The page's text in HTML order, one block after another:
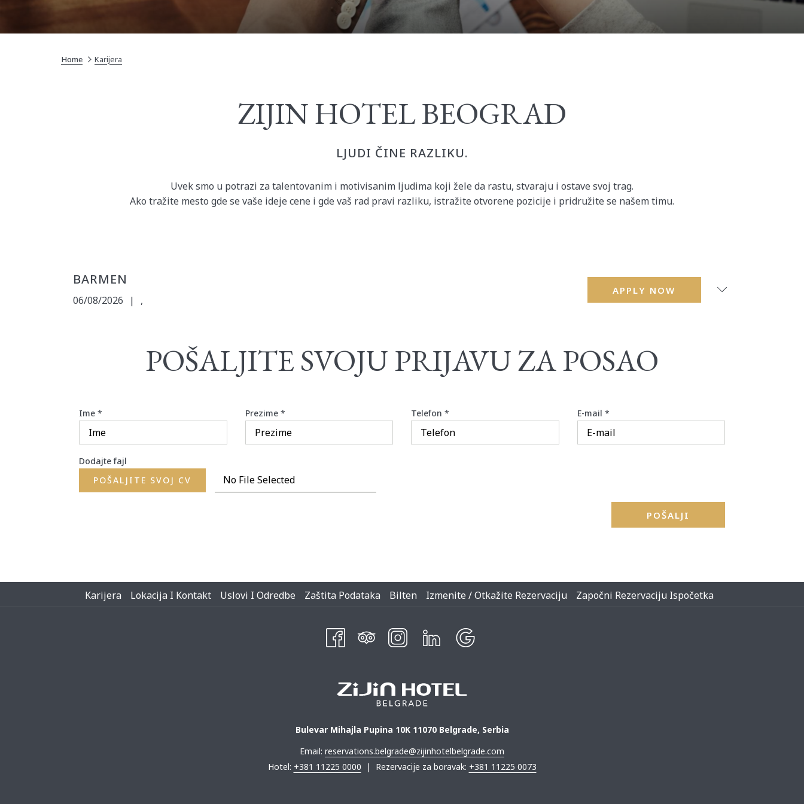
Home Karijera
ZIJIN HOTEL BEOGRAD
LJUDI ČINE RAZLIKU.
Uvek smo u potrazi za talentovanim i motivisanim ljudima koji žele da rastu, stvaraju i ostave svoj trag.
Ako tražite mesto gde se vaše ideje cene i gde vaš rad pravi razliku, istražite otvorene pozicije i pridružite se našem timu.
BARMEN
06/08/2026 | ,
APPLY NOW
POŠALJITE SVOJU PRIJAVU ZA POSAO
Ime * Prezime* Telefon * E-mail *
Dodajte fajl
POŠALJITE SVOJ CV
No File Selected
POŠALJI
Karijera Lokacija I Kontakt Uslovi I Odredbe Zaštita Podataka Bilten Izmenite / Otkažite Rezervaciju Započni Rezervaciju Ispočetka
Bulevar Mihajla Pupina 10K 11070 Belgrade, Serbia
Email: reservations.belgrade@zijinhotelbelgrade.com
Hotel: +381 11225 0000 | Rezervacije za boravak: +381 11225 0073